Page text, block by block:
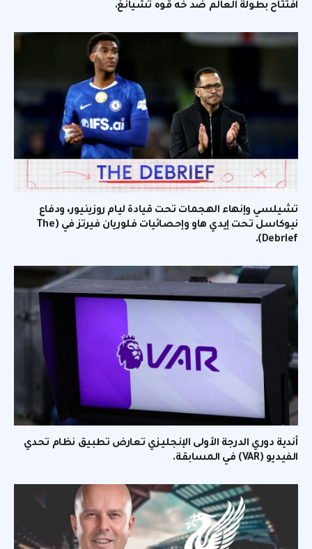
افتتاح بطولة العالم ضد خه قوه تشيانغ.
تشيلسي وإنهاء الهجمات تحت قيادة ليام روزينيور، ودفاع
نيوكاسل تحت إيدي هاو وإحصائيات فلوريان فيرتز في (The
Debrief).
أندية دوري الدرجة الأولى الإنجليزي تعارض تطبيق نظام تحدي
الفيديو (VAR) في المسابقة.